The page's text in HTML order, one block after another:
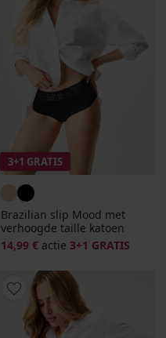
3+1 GRATIS
Brazilian slip Mood met
verhoogde taille katoen
14,99 € actie 3+1 GRATIS